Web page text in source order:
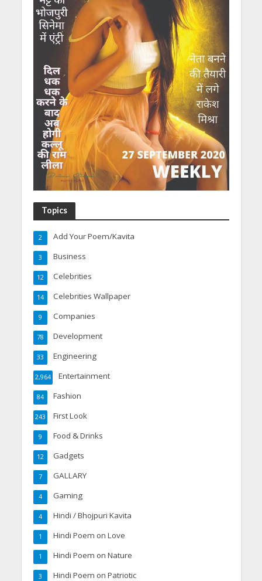
Topics
Add Your Poem/Kavita
2
Business
3
Celebrities
12
Celebrities Wallpaper
14
Companies
9
Development
78
Engineering
33
Entertainment
2,964
Fashion
84
First Look
243
Food & Drinks
9
Gadgets
12
GALLARY
7
Gaming
4
Hindi / Bhojpuri Kavita
4
Hindi Poem on Love
1
Hindi Poem on Nature
1
Hindi Poem on Patriotic
3